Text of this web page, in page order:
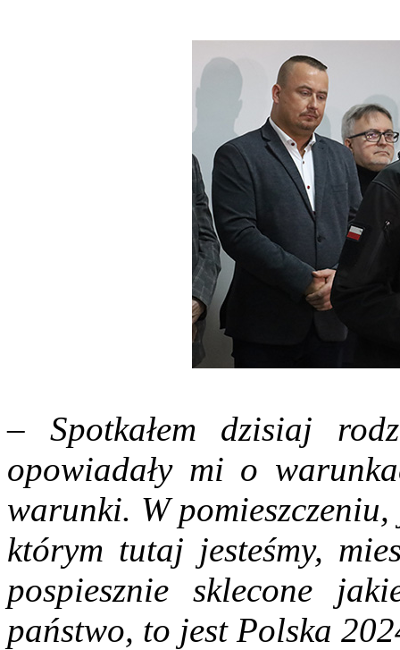
– Spotkałem dzisiaj
opowiadały mi o
warunki. W
którym tutaj jesteśmy,
pospiesznie sklecone
państwo, to jest Polska